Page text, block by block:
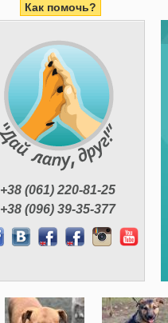
Как помочь?
+38 (061) 220-81-25
+38 (096) 39-35-377